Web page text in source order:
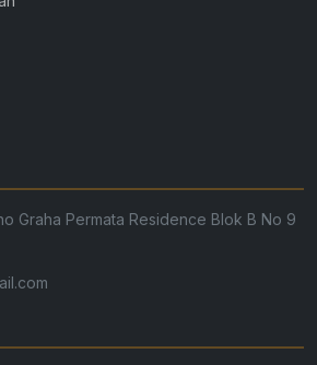
Graha Permata Residence Blok B No 9